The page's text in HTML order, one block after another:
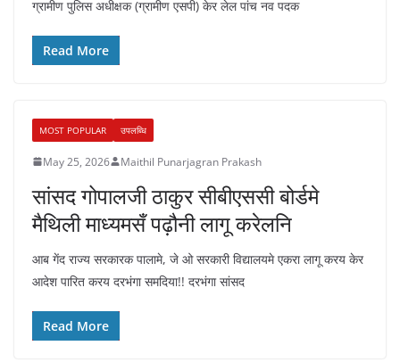
ग्रामीण पुलिस अधीक्षक (ग्रामीण एसपी) केर लेल पांच नव पदक
Read More
MOST POPULAR उपलब्धि
May 25, 2026 Maithil Punarjagran Prakash
सांसद गोपालजी ठाकुर सीबीएससी बोर्डमे
मैथिली माध्यमसँ पढ़ौनी लागू करेलनि
आब गेंद राज्य सरकारक पालामे, जे ओ सरकारी विद्यालयमे एकरा लागू करय केर
आदेश पारित करय दरभंगा समदिया!! दरभंगा सांसद
Read More